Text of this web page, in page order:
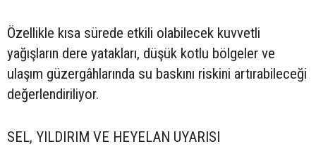
Özellikle kısa sürede etkili olabilecek kuvvetli
yağışların dere yatakları, düşük kotlu bölgeler ve
ulaşım güzergâhlarında su baskını riskini artırabileceği
değerlendiriliyor.
SEL, YILDIRIM VE HEYELAN UYARISI